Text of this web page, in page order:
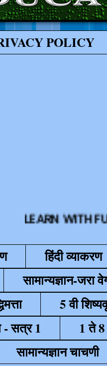
POLICY
WITH FUN
हिंदी व्याकरण
सामान्यज्ञान-जरा
5 वी
- सत्र 1
1 ते
सामान्यज्ञान चाचणी